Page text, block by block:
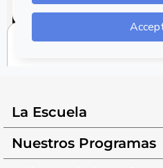
La Escuela
Nuestros Programas